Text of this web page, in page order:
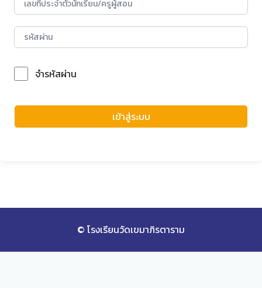
จำรหัสผ่าน
เข้าสู่ระบบ
© โรงเรียนวัดเขมาภิรตาราม